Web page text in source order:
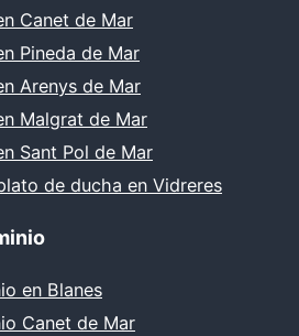
Canet de Mar
Pineda de Mar
Arenys de Mar
Malgrat de Mar
Sant Pol de Mar
de ducha en Vidreres
en Blanes
Canet de Mar